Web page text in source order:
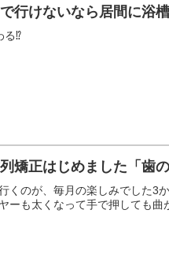
行けないなら居間に浴
る⁉
矯正はじめました「歯の
くのが、毎月の楽しみでした3
ーも太くなって手で押しても曲